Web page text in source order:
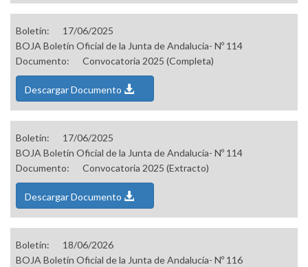
Boletín:
17/06/2025
BOJA Boletín Oficial de la Junta de Andalucía- Nº 114
Documento:
Convocatoria 2025 (Completa)
Descargar Documento
Boletín:
17/06/2025
BOJA Boletín Oficial de la Junta de Andalucía- Nº 114
Documento:
Convocatoria 2025 (Extracto)
Descargar Documento
Boletín:
18/06/2026
BOJA Boletín Oficial de la Junta de Andalucía- Nº 116